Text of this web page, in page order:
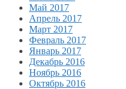
Май 2017
Апрель 2017
Март 2017
Февраль 2017
Январь 2017
Декабрь 2016
Ноябрь 2016
Октябрь 2016